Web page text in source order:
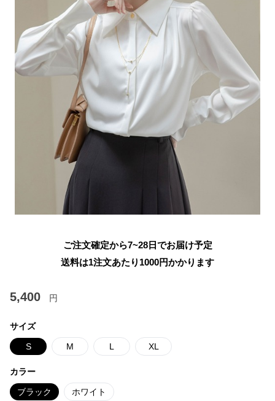
ご注文確定から7~28日でお届け予定
送料は1注文あたり 1000円かかります
5,400 円
サイズ
S M L XL
カラー
ブラック ホワイト